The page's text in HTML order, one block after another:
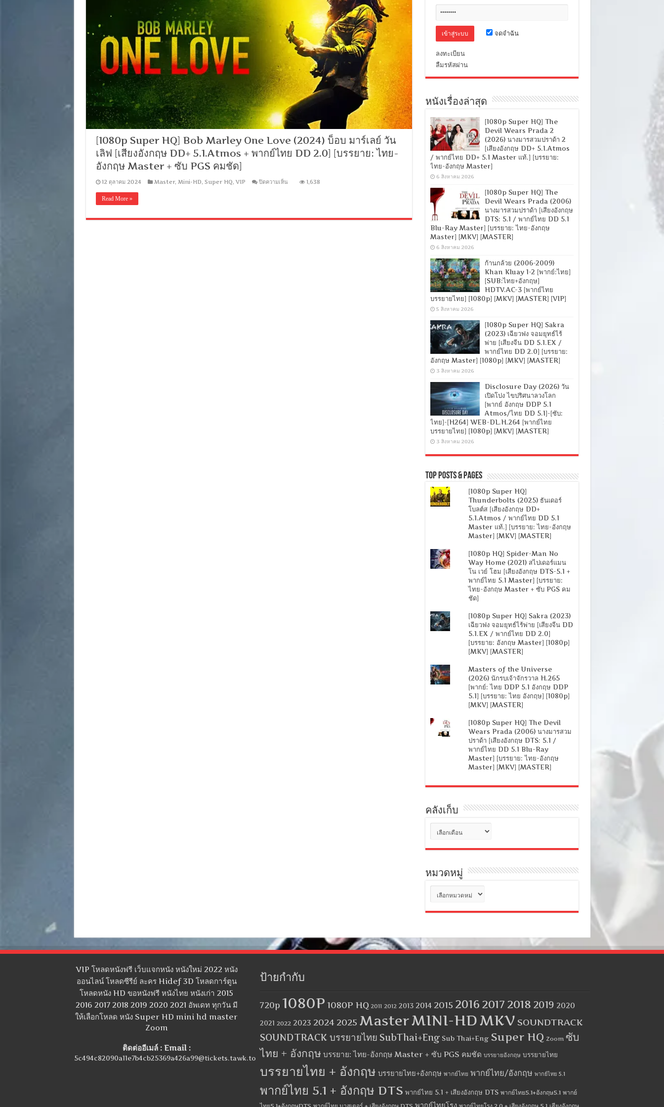
[1080p Super HQ] Bob Marley One Love (2024) บ็อบ มาร์เลย์ วัน
เลิฟ [เสียงอังกฤษ DD+ 5.1.Atmos + พากย์ไทย DD 2.0] [บรรยาย: ไทย-
อังกฤษ Master + ซับ PGS คมชัด]
12 ตุลาคม 2024 Master, Mini-HD, Super HQ, VIP ปิดความเห็นบน
Marley
1,638
Read More »
จดจำฉัน
ลงทะเบียน
ลืมรหัสผ่าน
หนังเรื่องล่าสุด
[1080p Super HQ] The
Devil Wears Prada 2
(2026) นางมารสวมปราด้า 2
[เสียงอังกฤษ DD+ 5.1.Atmos
/ พากย์ไทย DD+ 5.1 Master แท้.] [บรรยาย:
ไทย-อังกฤษ Master]
6 สิงหาคม 2026
[1080p Super HQ] The
Devil Wears Prada (2006)
นางมารสวมปราด้า [เสียงอังกฤษ
DTS: 5.1 / พากย์ไทย DD 5.1
Blu-Ray Master] [บรรยาย: ไทย-อังกฤษ
Master] [MKV] [MASTER]
6 สิงหาคม 2026
ก้านกล้วย (2006-2009)
Khan Kluay 1-2 [พากย์:ไทย]
[SUB:ไทย+อังกฤษ]
HDTV.AC-3 [พากย์ไทย
บรรยายไทย] [1080p] [MKV] [MASTER] [VIP]
5 สิงหาคม 2026
[1080p Super HQ] Sakra
(2023) เฉียวฟง จอมยุทธ์ไร้
พ่าย [เสียงจีน DD 5.1.EX /
พากย์ไทย DD 2.0] [บรรยาย:
อังกฤษ Master] [1080p] [MKV] [MASTER]
3 สิงหาคม 2026
Disclosure Day (2026) วัน
เปิดโปง ไขปริศนาลวงโลก
[พากย์ อังกฤษ DDP 5.1
Atmos/ไทย DD 5.1]-[ซับ:
ไทย]-[H264] WEB-DL.H.264 [พากย์ไทย
บรรยายไทย] [1080p] [MKV] [MASTER]
3 สิงหาคม 2026
Top Posts & Pages
[1080p Super HQ]
Thunderbolts (2025) ธันเดอร์
โบลต์ส [เสียงอังกฤษ DD+
5.1.Atmos / พากย์ไทย DD 5.1
Master แท้.] [บรรยาย: ไทย-อังกฤษ
Master] [MKV] [MASTER]
[1080p HQ] Spider-Man No
Way Home (2021) สไปเดอร์แมน
โน เวย์ โฮม [เสียงอังกฤษ DTS-5.1 +
พากย์ไทย 5.1 Master] [บรรยาย:
ไทย-อังกฤษ Master + ซับ PGS คม
ชัด]
[1080p Super HQ] Sakra (2023)
เฉียวฟง จอมยุทธ์ไร้พ่าย [เสียงจีน DD
5.1.EX / พากย์ไทย DD 2.0]
[บรรยาย: อังกฤษ Master] [1080p]
[MKV] [MASTER]
Masters of the Universe
(2026) นักรบเจ้าจักรวาล H.265
[พากย์: ไทย DDP 5.1 อังกฤษ DDP
5.1] [บรรยาย: ไทย อังกฤษ] [1080p]
[MKV] [MASTER]
[1080p Super HQ] The Devil
Wears Prada (2006) นางมารสวม
ปราด้า [เสียงอังกฤษ DTS: 5.1 /
พากย์ไทย DD 5.1 Blu-Ray
Master] [บรรยาย: ไทย-อังกฤษ
Master] [MKV] [MASTER]
คลังเก็บ
เก็บ
หมวดหมู่
หมู่
VIP โหลดหนังฟรี เว็บแจกหนัง หนังใหม่ 2022 หนัง
ออนไลน์ โหลดซีรีย์ ละคร Hidef 3D โหลดการ์ตูน
โหลดหนัง HD ขอหนังฟรี หนังไทย หนังเก่า 2015
2016 2017 2018 2019 2020 2021 อัพเดท ทุกวัน มี
ให้เลือกโหลด หนัง Super HD mini hd master
Zoom
ติดต่ออีเมล์ : Email :
5c494c82090a11e7b4cb25369a426a99@tickets.tawk.to
ป้ายกำกับ
720p 1080P 1080P HQ 2011 2012 2013 2014 2015 2016 2017 2018 2019 2020
2021 2022 2023 2024 2025 MasterMINI-HDMKV SOUNDTRACK
SOUNDTRACK บรรยายไทย SubThai+Eng Sub Thai+Eng Super HQ Zoom ซับ
ไทย + อังกฤษ บรรยาย: ไทย-อังกฤษ Master + ซับ PGS คมชัด บรรยายอังกฤษ บรรยายไทย
บรรยายไทย + อังกฤษ บรรยายไทย+อังกฤษ พากย์ไทย พากย์ไทย/อังกฤษ พากย์ไทย 5.1
พากย์ไทย 5.1 + อังกฤษ DTS พากย์ไทย 5.1 + เสียงอังกฤษ DTS พากย์ไทย5.1+อังกฤษ5.1 พากย์